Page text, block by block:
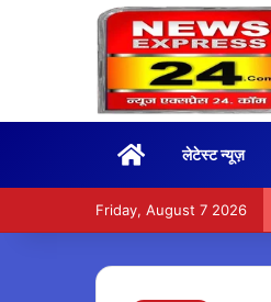
Homeलेटेस्ट न्यूज़
Friday, August 7 2026